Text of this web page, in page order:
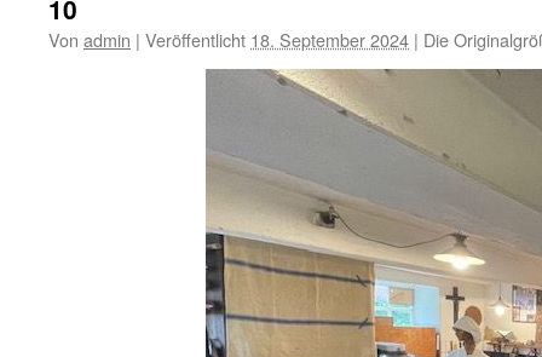
10
Von admin | Veröffentlicht 18. September 2024 | Die